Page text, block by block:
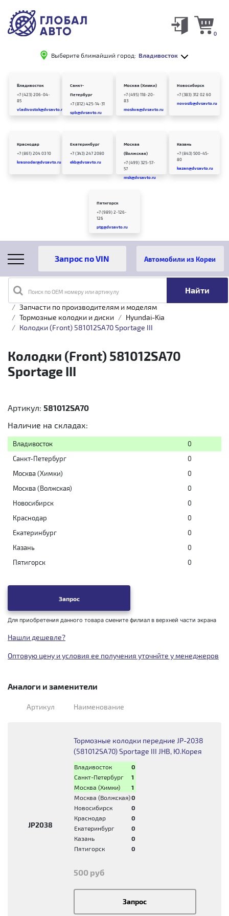
Выберите ближайший город: Владивосток
0
Владивосток
+7 (423) 206-04-
85
vladivostok@dvsavto.ru
Санкт-
Петербург
+7 (812) 425-14-31
spb@dvsavto.ru
Москва (Химки)
+7 (495) 118-20-
83
moskva@dvsavto.ru
Новосибирск
+7 (383) 312 02 60
novosib@dvsavto.ru
Краснодар
+7 (861) 204 03 10
krasnodar@dvsavto.ru
Екатеринбург
+7 (343) 247 2080
ekb@dvsavto.ru
Москва
(Волжская)
+7 (499) 325-57-
57
msk@dvsavto.ru
Казань
+7 (843) 500-45-
80
kazan@dvsavto.ru
Пятигорск
+7 (989) 2-126-
126
ptg@dvsavto.ru
Поиск по OEM номеру или артикулу
Автомобили из Кореи
Главная
Каталог товаров
Запчасти по производителям и моделям
Тормозные колодки и диски
Hyundai-Kia
Колодки (Front) 581012SA70 Sportage III
Колодки (Front) 581012SA70
Sportage III
Артикул: 581012SA70
Наличие на складах:
Владивосток
0
Санкт-Петербург
0
Москва (Химки)
0
Москва (Волжская)
0
Новосибирск
0
Краснодар
0
Екатеринбург
0
Казань
0
Пятигорск
0
Запрос
Для приобретения данного товара смените филиал в верхней части экрана
Нашли дешевле?
Оптовую цену и условия ее получения уточнйте у менеджеров
Аналоги и заменители
Артикул Наименование
JP2038
Тормозные колодки передние JP-2038
(581012SA70) Sportage III JHB, Ю.Корея
Владивосток
0
Санкт-Петербург
1
Москва (Химки)
1
Москва (Волжская)0
Новосибирск
0
Краснодар
0
Екатеринбург
0
Казань
0
Пятигорск
0
500 руб
Запрос